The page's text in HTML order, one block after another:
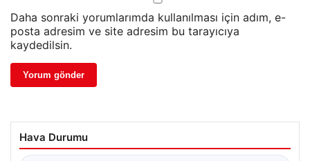
Daha sonraki yorumlarımda kullanılması için adım, e-
posta adresim ve site adresim bu tarayıcıya
kaydedilsin.
Hava Durumu